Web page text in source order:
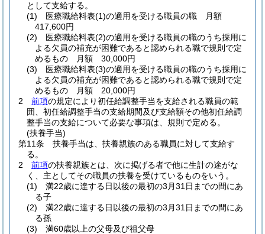
として支給する。
(1)
医療職給料表(1)の適用を受ける職員の職 月額
417,600円
(2)
医療職給料表(2)の適用を受ける職員の職のうち採用に
よる欠員の補充が困難であると認められる職で規則で定
めるもの 月額 30,000円
(3)
医療職給料表(3)の適用を受ける職員の職のうち採用に
よる欠員の補充が困難であると認められる職で規則で定
めるもの 月額 20,000円
2
前項の規定により初任給調整手当を支給される職員の範
囲、初任給調整手当の支給期間及び支給額その他初任給調
整手当の支給について必要な事項は、規則で定める。
(扶養手当)
第11条
扶養手当は、扶養親族のある職員に対して支給す
る。
2
前項の扶養親族とは、次に掲げる者で他に生計の途がな
く、主としてその職員の扶養を受けているものをいう。
(1)
満22歳に達する日以後の最初の3月31日までの間にあ
る子
(2)
満22歳に達する日以後の最初の3月31日までの間にあ
る孫
(3)
満60歳以上の父母及び祖父母